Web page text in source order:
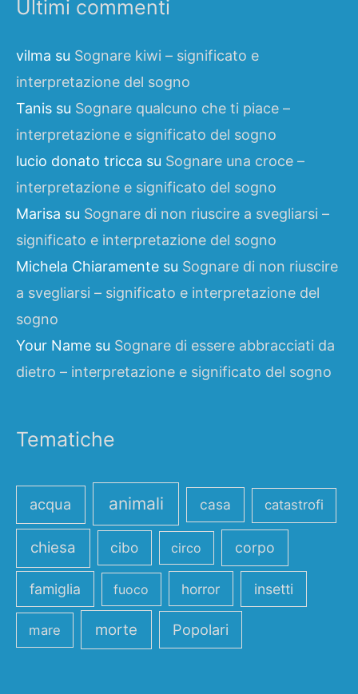
Ultimi commenti
vilma su Sognare kiwi – significato e
interpretazione del sogno
Tanis su Sognare qualcuno che ti piace –
interpretazione e significato del sogno
lucio donato tricca su Sognare una croce –
interpretazione e significato del sogno
Marisa su Sognare di non riuscire a svegliarsi –
significato e interpretazione del sogno
Michela Chiaramente su Sognare di non riuscire
a svegliarsi – significato e interpretazione del
sogno
Your Name su Sognare di essere abbracciati da
dietro – interpretazione e significato del sogno
Tematiche
acqua animali casa catastrofi
chiesa cibo circo corpo
famiglia fuoco horror insetti
mare morte Popolari